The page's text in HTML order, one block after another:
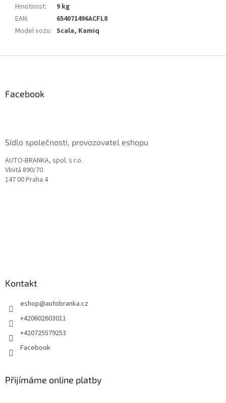
Hmotnost:
9 kg
EAN:
654071496ACFL8
Model vozu: Scala, Kamiq
Facebook
Sídlo společnosti, provozovatel eshopu
AUTO-BRANKA, spol. s r.o.
Vlnitá 890/70
147 00 Praha 4
Kontakt
eshop@autobranka.cz
+420602603011
+420725579253
Facebook
Přijímáme online platby